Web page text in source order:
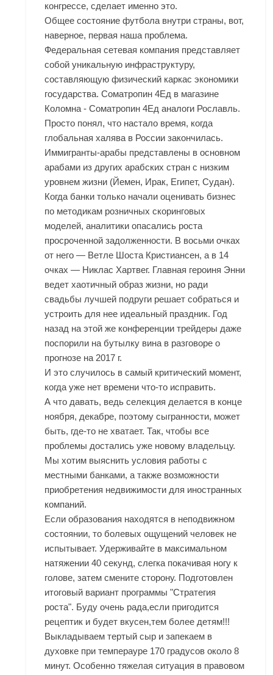
конгрессе, сделает именно это.
Общее состояние футбола внутри страны, вот,
наверное, первая наша проблема.
Федеральная сетевая компания представляет
собой уникальную инфраструктуру,
составляющую физический каркас экономики
государства. Cоматропин 4Ед в магазине
Коломна - Cоматропин 4Ед аналоги Рославль.
Просто понял, что настало время, когда
глобальная халява в России закончилась.
Иммигранты-арабы представлены в основном
арабами из других арабских стран с низким
уровнем жизни (Йемен, Ирак, Египет, Судан).
Когда банки только начали оценивать бизнес
по методикам розничных скоринговых
моделей, аналитики опасались роста
просроченной задолженности. В восьми очках
от него — Ветле Шоста Кристиансен, а в 14
очках — Никлас Хартвег. Главная героиня Энни
ведет хаотичный образ жизни, но ради
свадьбы лучшей подруги решает собраться и
устроить для нее идеальный праздник. Год
назад на этой же конференции трейдеры даже
поспорили на бутылку вина в разговоре о
прогнозе на 2017 г.
И это случилось в самый критический момент,
когда уже нет времени что-то исправить.
А что давать, ведь селекция делается в конце
ноября, декабре, поэтому сыгранности, может
быть, где-то не хватает. Так, чтобы все
проблемы достались уже новому владельцу.
Мы хотим выяснить условия работы с
местными банками, а также возможности
приобретения недвижимости для иностранных
компаний.
Если образования находятся в неподвижном
состоянии, то болевых ощущений человек не
испытывает. Удерживайте в максимальном
натяжении 40 секунд, слегка покачивая ногу к
голове, затем смените сторону. Подготовлен
итоговый вариант программы "Стратегия
роста". Буду очень рада,если пригодится
рецептик и будет вкусен,тем более детям!!!
Выкладываем тертый сыр и запекаем в
духовке при темперауре 170 градусов около 8
минут. Особенно тяжелая ситуация в правовом